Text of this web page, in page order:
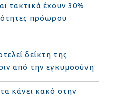
τακτικά έχουν 30%
πρόωρου
δείκτη της
από την εγκυμοσύνη
κάνει κακό στην